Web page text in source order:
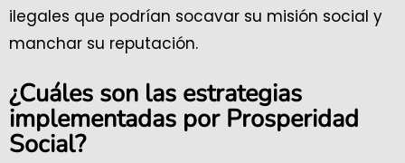
ilegales que podrían socavar su misión social y
manchar su reputación.
¿Cuáles son las estrategias
implementadas por Prosperidad
Social?